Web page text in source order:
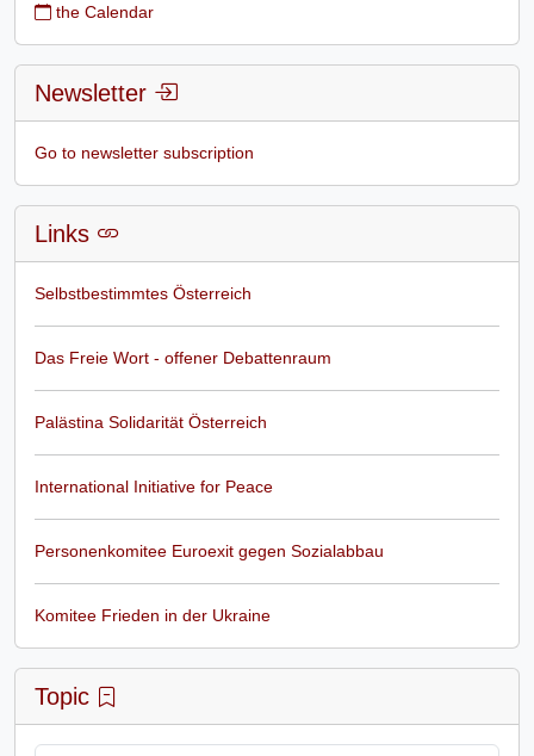
the Calendar
Newsletter
Go to newsletter subscription
Links
Selbstbestimmtes Österreich
Das Freie Wort - offener Debattenraum
Palästina Solidarität Österreich
International Initiative for Peace
Personenkomitee Euroexit gegen Sozialabbau
Komitee Frieden in der Ukraine
Topic